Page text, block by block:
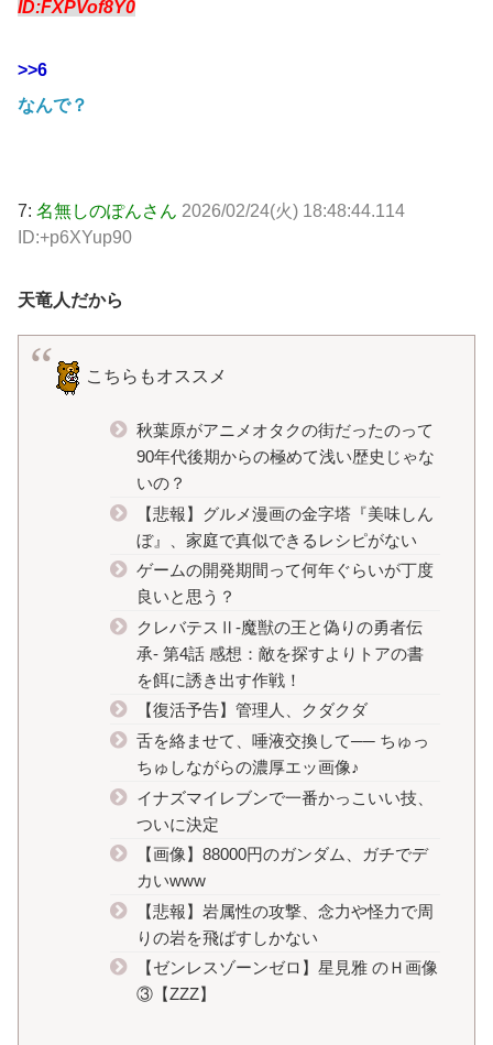
ID:FXPVof8Y0
>>6
なんで？
7: 名無しのぽんさん 2026/02/24(火) 18:48:44.114
ID:+p6XYup90
天竜人だから
こちらもオススメ
秋葉原がアニメオタクの街だったのって
90年代後期からの極めて浅い歴史じゃな
いの？
【悲報】グルメ漫画の金字塔『美味しん
ぼ』、家庭で真似できるレシピがない
ゲームの開発期間って何年ぐらいが丁度
良いと思う？
クレバテスⅡ-魔獣の王と偽りの勇者伝
承- 第4話 感想：敵を探すよりトアの書
を餌に誘き出す作戦！
【復活予告】管理人、クダクダ
舌を絡ませて、唾液交換して── ちゅっ
ちゅしながらの濃厚エッ画像♪
イナズマイレブンで一番かっこいい技、
ついに決定
【画像】88000円のガンダム、ガチでデ
カいwww
【悲報】岩属性の攻撃、念力や怪力で周
りの岩を飛ばすしかない
【ゼンレスゾーンゼロ】星見雅 のＨ画像
③【ZZZ】